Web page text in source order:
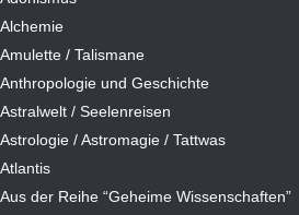
Alchemie
Amulette / Talismane
Anthropologie und Geschichte
Astralwelt / Seelenreisen
Astrologie / Astromagie / Tattwas
Atlantis
Aus der Reihe “Geheime Wissenschaften”